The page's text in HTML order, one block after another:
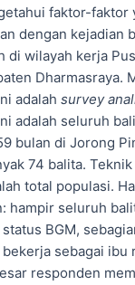
faktor-faktor
dengan kejadian
di wilayah kerja
Dharmasraya.
adalah survey
adalah seluruh
bulan di Jorong
74 balita.
total populasi.
hampir seluruh
BGM,
sebagai ibu
responden